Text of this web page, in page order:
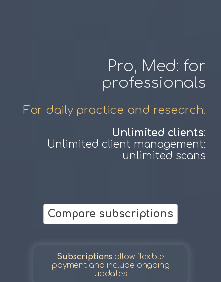
Pro, Med: for
professionals
For daily practice and research.
Unlimited clients:
Unlimited client management;
unlimited scans
Compare subscriptions
Subscriptions allow flexible
payment and include ongoing
updates